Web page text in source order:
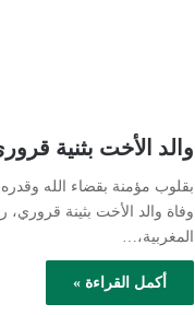
والد الأخت بثنية
بقلوب مؤمنة بقضاء الله وقدره
وفاة والد الأخت بثينة قروري،
المغربية،…
أكمل القراءة »